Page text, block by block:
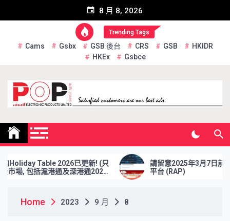
8 月 8, 2026
Trending Tags
Cams Gsbx GSB 後台 CRS GSB
HKIDR
HKEx
Gsbce
Pop Electronic Products
Limited
Table 2026已更新! (只
場, 包括滬港通及深港通2026
請留意2025年3月7日前更
平台 (RAP)
Home 2023 9 月 8